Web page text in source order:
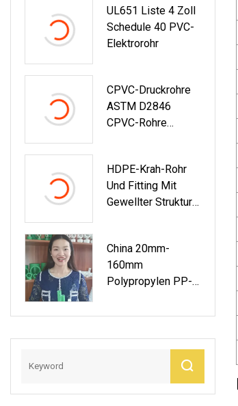
Leitungen
UL651 Liste 4 Zoll
Schedule 40 PVC-
Elektrorohr
CPVC-Druckrohre
ASTM D2846
CPVC-Rohre
HDPE-Krah-Rohr
Und Fitting Mit
Gewellter Struktur
Für Kommunale
Zwecke
China 20mm-
160mm
Polypropylen PP-
Die Kalt- Und